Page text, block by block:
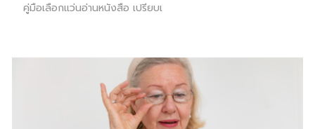
คู่มือเลือกแว่นอ่านหนังสือ เปรียบเ